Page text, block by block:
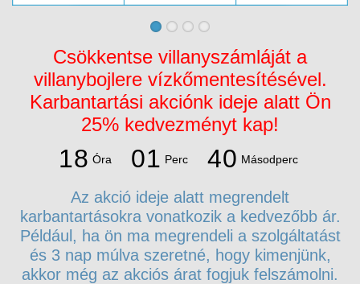
Csökkentse villanyszámláját a
villanybojlere vízkőmentesítésével.
Karbantartási akciónk ideje alatt Ön
25% kedvezményt kap!
1
8
8 Óra
0
0
1
1 Perc 3
4
9
0
Másodperc
Az akció ideje alatt megrendelt
karbantartásokra vonatkozik a kedvezőbb ár.
Például, ha ön ma megrendeli a szolgáltatást
és 3 nap múlva szeretné, hogy kimenjünk,
akkor még az akciós árat fogjuk felszámolni.